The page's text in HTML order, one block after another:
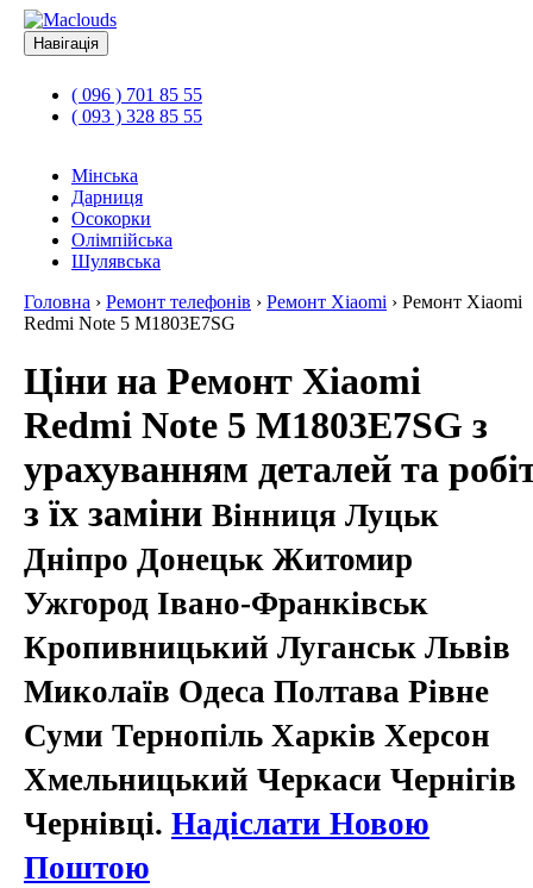
Навігація
( 096 ) 701 85 55
( 093 ) 328 85 55
Мінська
Дарниця
Осокорки
Олімпійська
Шулявська
Головна › Ремонт телефонів › Ремонт Xiaomi › Ремонт Xiaomi
Redmi Note 5 M1803E7SG
Ціни на Ремонт Xiaomi
Redmi Note 5 M1803E7SG з
урахуванням деталей та
з їх заміни Вінниця Луцьк
Дніпро Донецьк Житомир
Ужгород Івано-Франківськ
Кропивницький Луганськ Львів
Миколаїв Одеса Полтава Рівне
Суми Тернопіль Харків Херсон
Хмельницький Черкаси Чернігів
Чернівці. Надіслати Новою
Поштою